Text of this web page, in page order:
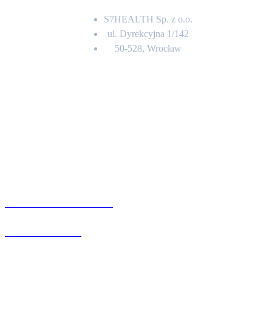
S7HEALTH Sp. z o.o.
ul. Dyrekcyjna 1/142
50-528, Wrocław